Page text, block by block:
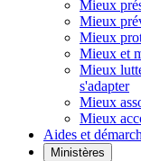
Mieux
Mieux
Mieux
Mieux et
Mieux
s'adapter
Mieux
Mieux
Aides et
Ministères